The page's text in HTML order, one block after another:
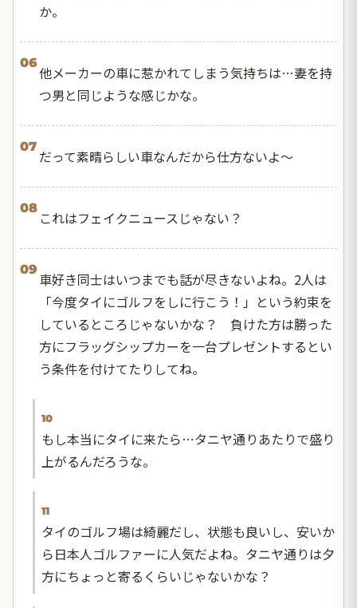
か。
06
他メーカーの車に惹かれてしまう気持ちは…妻を持
つ男と同じような感じかな。
07
だって素晴らしい車なんだから仕方ないよ～
08
これはフェイクニュースじゃない？
09
車好き同士はいつまでも話が尽きないよね。2人は
「今度タイにゴルフをしに行こう！」という約束を
しているところじゃないかな？ 負けた方は勝った
方にフラッグシップカーを一台プレゼントするとい
う条件を付けてたりしてね。
10
もし本当にタイに来たら…タニヤ通りあたりで盛り
上がるんだろうな。
11
タイのゴルフ場は綺麗だし、状態も良いし、安いか
ら日本人ゴルファーに人気だよね。タニヤ通りは夕
方にちょっと寄るくらいじゃないかな？